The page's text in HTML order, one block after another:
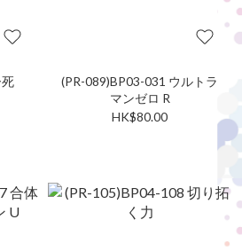
(PR-089)BP03-031 ウルトラ
マンゼロ R
HK$80.00